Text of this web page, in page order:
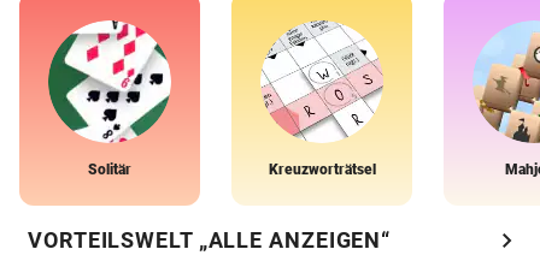
Solitär Kreuzworträtsel
VORTEILSWELT „ALLE ANZEIGEN“ chevron_right